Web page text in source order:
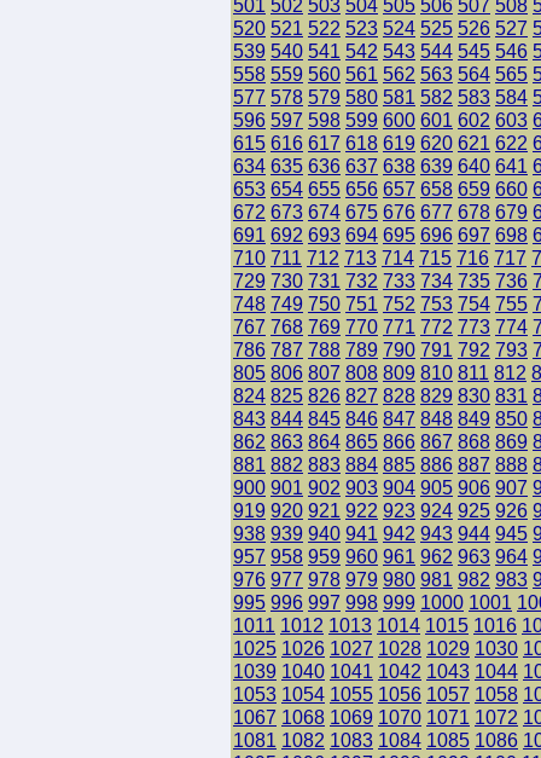
501 502 503 504 505 506 507 508
520 521 522 523 524 525 526 527
539 540 541 542 543 544 545 546
558 559 560 561 562 563 564 565
577 578 579 580 581 582 583 584
596 597 598 599 600 601 602 603
615 616 617 618 619 620 621 622
634 635 636 637 638 639 640 641
653 654 655 656 657 658 659 660
672 673 674 675 676 677 678 679
691 692 693 694 695 696 697 698
710 711 712 713 714 715 716 717
729 730 731 732 733 734 735 736
748 749 750 751 752 753 754 755
767 768 769 770 771 772 773 774
786 787 788 789 790 791 792 793
805 806 807 808 809 810 811 812
824 825 826 827 828 829 830 831
843 844 845 846 847 848 849 850
862 863 864 865 866 867 868 869
881 882 883 884 885 886 887 888
900 901 902 903 904 905 906 907
919 920 921 922 923 924 925 926
938 939 940 941 942 943 944 945
957 958 959 960 961 962 963 964
976 977 978 979 980 981 982 983
995 996 997 998 999 1000 1001
1011 1012 1013 1014 1015 1016
1025 1026 1027 1028 1029 1030
1039 1040 1041 1042 1043 1044
1053 1054 1055 1056 1057 1058
1067 1068 1069 1070 1071 1072
1081 1082 1083 1084 1085 1086